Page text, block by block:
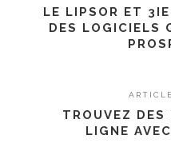
LE LIPSOR ET
DES LOGICIELS
TROUVEZ
LIGNE